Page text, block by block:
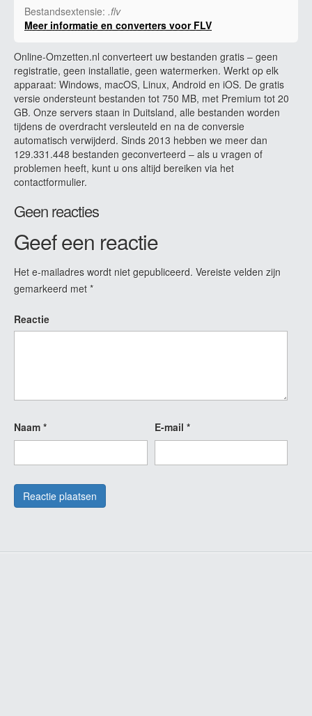
Bestandsextensie: .flv
Meer informatie en converters voor FLV
Online-Omzetten.nl converteert uw bestanden gratis – geen
registratie, geen installatie, geen watermerken. Werkt op elk
apparaat: Windows, macOS, Linux, Android en iOS. De gratis
versie ondersteunt bestanden tot 750 MB, met Premium tot 20
GB. Onze servers staan in Duitsland, alle bestanden worden
tijdens de overdracht versleuteld en na de conversie
automatisch verwijderd. Sinds 2013 hebben we meer dan
129.331.448 bestanden geconverteerd – als u vragen of
problemen heeft, kunt u ons altijd bereiken via het
contactformulier.
Geen reacties
Geef een reactie
Het e-mailadres wordt niet gepubliceerd. Vereiste velden zijn
gemarkeerd met *
Reactie
Naam * E-mail *